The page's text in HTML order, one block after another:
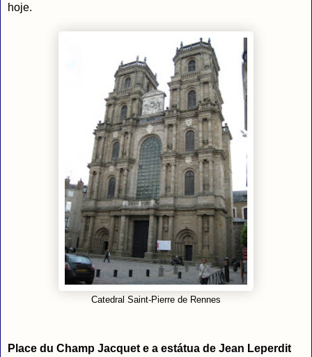
hoje.
Catedral Saint-Pierre de Rennes
Place du Champ Jacquet e a estátua de Jean Leperdit